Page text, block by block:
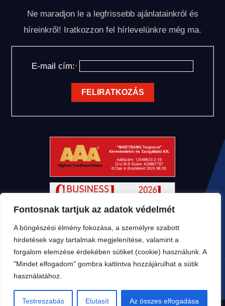
Fontosnak tartjuk az adatok védelmét
A böngészési élmény fokozása, a személyre szabott
hirdetések vagy tartalmak megjelenítése, valamint a
forgalom elemzése érdekében sütiket (cookie) használunk. A
"Mindet elfogadom" gombra kattintva hozzájárulhat a sütik
használatához.
Testreszabás Elutasít Az összes elfogadása
Ne maradjon le a legfrissebb ajánlatainkról és
híreinkről! Iratkozzon fel hírlevelünkre még ma.
E-mail cím:*